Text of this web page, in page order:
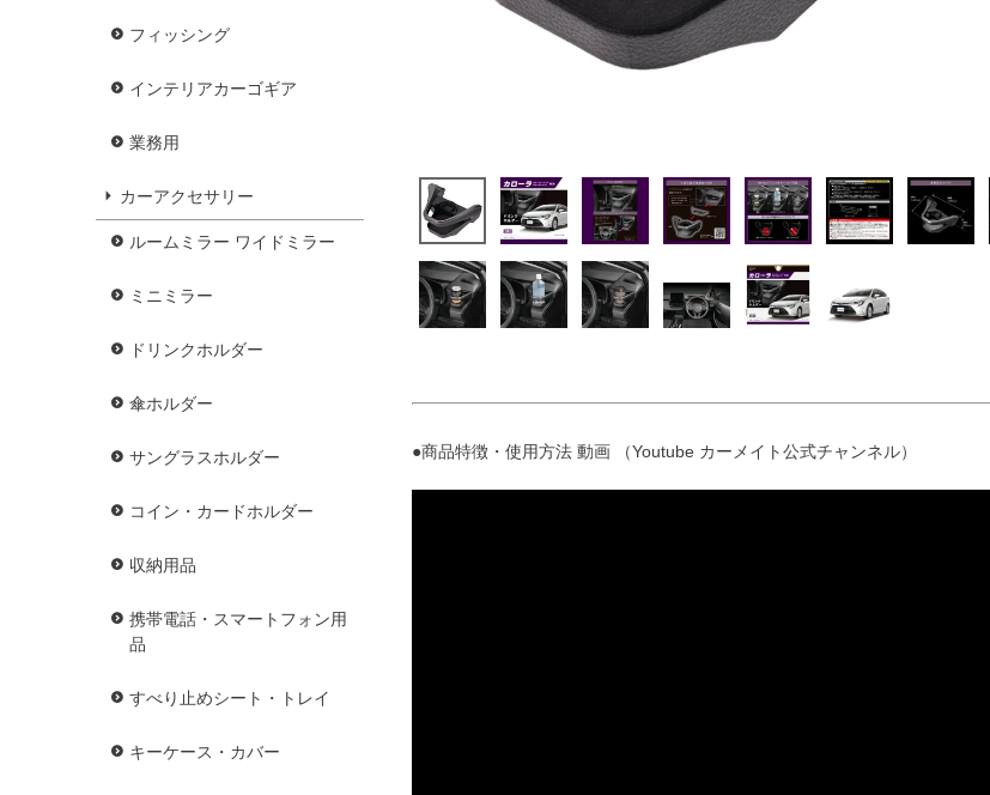
フィッシング
インテリアカーゴギア
業務用
カーアクセサリー
ルームミラー ワイドミラー
ミニミラー
ドリンクホルダー
傘ホルダー
サングラスホルダー
コイン・カードホルダー
収納用品
携帯電話・スマートフォン用
品
すべり止めシート・トレイ
キーケース・カバー
●商品特徴・使用方法 動画 （Youtube カーメイト公式チャンネル）